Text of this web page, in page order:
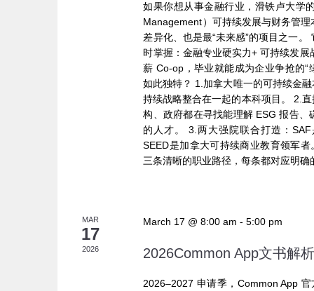
如果你想从事金融行业，滑铁卢大学
Management）可持续发展与财务管
差异化、也是最“未来感”的项目之一
时掌握：金融专业硬实力+ 可持续发
薪 Co-op，毕业就能成为企业争抢的“
如此独特？ 1.加拿大唯一的可持续金
持续战略整合在一起的本科项目。 2.
构、政府都在寻找能理解 ESG 报告
的人才。 3.两大强院联合打造：
SEED是加拿大可持续商业教育领军
三条清晰的职业路径，每条都对应明确
MAR
17
2026
March 17 @ 8:00 am -5:00 pm
2026Common App文书解
2026–2027 申请季，Common App